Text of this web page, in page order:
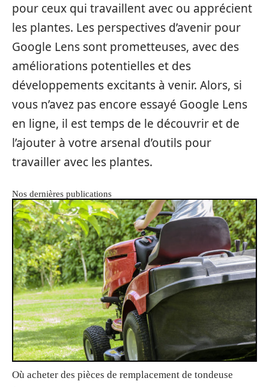
pour ceux qui travaillent avec ou apprécient
les plantes. Les perspectives d’avenir pour
Google Lens sont prometteuses, avec des
améliorations potentielles et des
développements excitants à venir. Alors, si
vous n’avez pas encore essayé Google Lens
en ligne, il est temps de le découvrir et de
l’ajouter à votre arsenal d’outils pour
travailler avec les plantes.
Nos dernières publications
Où acheter des pièces de remplacement de tondeuse